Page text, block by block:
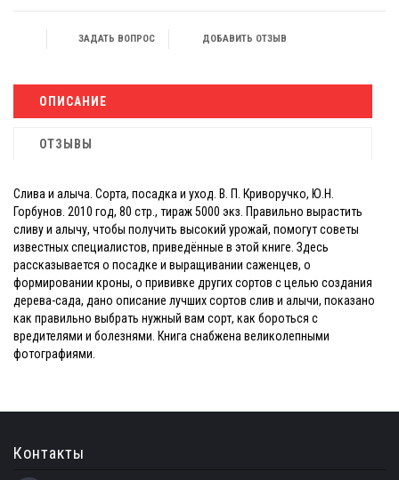
ЗАДАТЬ ВОПРОС ДОБАВИТЬ ОТЗЫВ
ОПИСАНИЕ
ОТЗЫВЫ
Слива и алыча. Сорта, посадка и уход. В. П. Криворучко, Ю.Н.
Горбунов. 2010 год, 80 стр., тираж 5000 экз. Правильно вырастить
сливу и алычу, чтобы получить высокий урожай, помогут советы
известных специалистов, приведённые в этой книге. Здесь
рассказывается о посадке и выращивании саженцев, о
формировании кроны, о прививке других сортов с целью создания
дерева-сада, дано описание лучших сортов слив и алычи, показано
как правильно выбрать нужный вам сорт, как бороться с
вредителями и болезнями. Книга снабжена великолепными
фотографиями.
Контакты